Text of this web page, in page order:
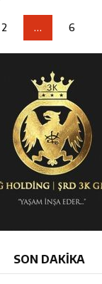
2 … 6
SON DAKİKA